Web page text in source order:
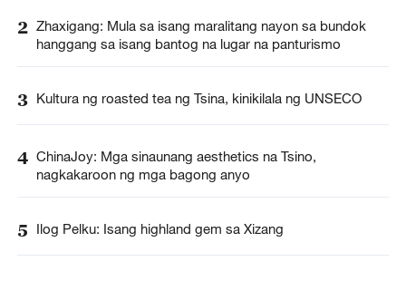
2 Zhaxigang: Mula sa isang maralitang nayon sa bundok
hanggang sa isang bantog na lugar na panturismo
3 Kultura ng roasted tea ng Tsina, kinikilala ng UNSECO
4 ChinaJoy: Mga sinaunang aesthetics na Tsino,
nagkakaroon ng mga bagong anyo
5 Ilog Pelku: Isang highland gem sa Xizang